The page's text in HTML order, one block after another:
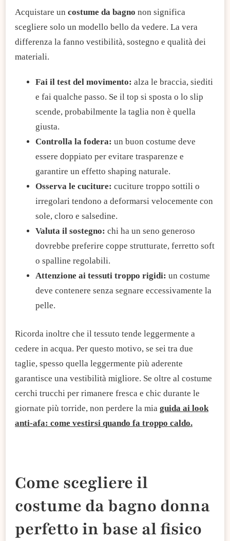
Acquistare un costume da bagno non significa
scegliere solo un modello bello da vedere. La vera
differenza la fanno vestibilità, sostegno e qualità dei
materiali.
Fai il test del movimento: alza le braccia, siediti
e fai qualche passo. Se il top si sposta o lo slip
scende, probabilmente la taglia non è quella
giusta.
Controlla la fodera: un buon costume deve
essere doppiato per evitare trasparenze e
garantire un effetto shaping naturale.
Osserva le cuciture: cuciture troppo sottili o
irregolari tendono a deformarsi velocemente con
sole, cloro e salsedine.
Valuta il sostegno: chi ha un seno generoso
dovrebbe preferire coppe strutturate, ferretto soft
o spalline regolabili.
Attenzione ai tessuti troppo rigidi: un costume
deve contenere senza segnare eccessivamente la
pelle.
Ricorda inoltre che il tessuto tende leggermente a
cedere in acqua. Per questo motivo, se sei tra due
taglie, spesso quella leggermente più aderente
garantisce una vestibilità migliore. Se oltre al costume
cerchi trucchi per rimanere fresca e chic durante le
giornate più torride, non perdere la mia guida ai look
anti-afa: come vestirsi quando fa troppo caldo.
Come scegliere il
costume da bagno donna
perfetto in base al fisico